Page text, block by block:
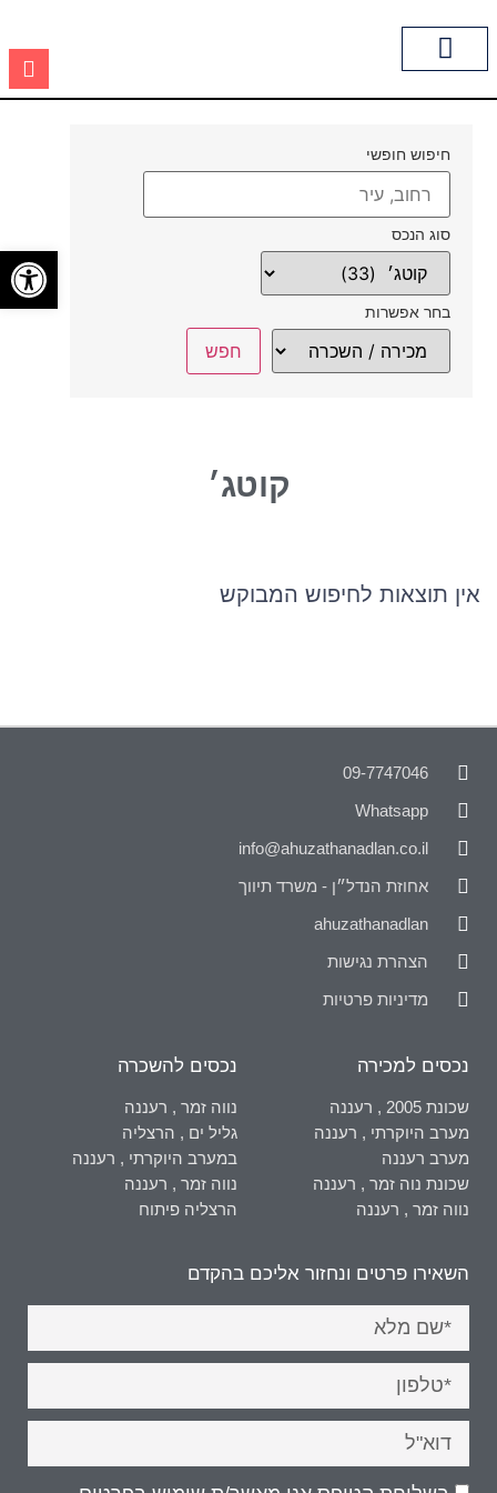
חיפוש חופשי
סוג הנכס
בחר אפשרות
קוטג׳
אין תוצאות לחיפוש המבוקש
09-7747046
Whatsapp
info@ahuzathanadlan.co.il
אחוזת הנדל״ן - משרד תיווך
ahuzathanadlan
הצהרת נגישות
מדיניות פרטיות
נכסים למכירה
שכונת 2005 , רעננה
מערב היוקרתי , רעננה
מערב רעננה
שכונת נוה זמר , רעננה
נווה זמר , רעננה
נכסים להשכרה
נווה זמר , רעננה
גליל ים , הרצליה
במערב היוקרתי , רעננה
נווה זמר , רעננה
הרצליה פיתוח
השאירו פרטים ונחזור אליכם בהקדם
פתח